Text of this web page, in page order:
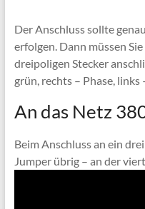
Der Anschluss sollte
erfolgen. Dann müssen
dreipoligen Stecker
grün, rechts – Phase, links
An das Netz
Beim Anschluss an ein
Jumper übrig – an der